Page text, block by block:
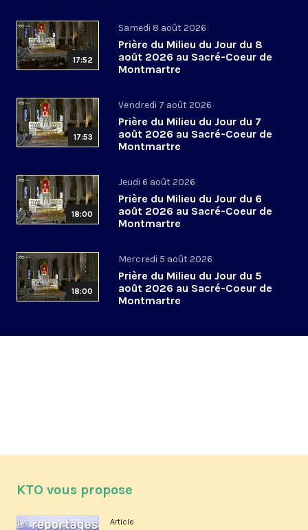
17:52
Samedi 8 août 2026
Prière du Milieu du Jour du 8
août 2026 au Sacré-Coeur de
Montmartre
17:53
Vendredi 7 août 2026
Prière du Milieu du Jour du 7
août 2026 au Sacré-Coeur de
Montmartre
18:00
Jeudi 6 août 2026
Prière du Milieu du Jour du 6
août 2026 au Sacré-Coeur de
Montmartre
18:00
Mercredi 5 août 2026
Prière du Milieu du Jour du 5
août 2026 au Sacré-Coeur de
Montmartre
KTO vous propose
Article